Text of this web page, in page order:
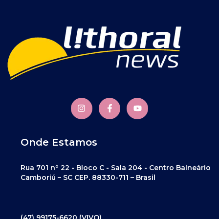
Onde Estamos
Rua 701 nº 22 - Bloco C - Sala 204 - Centro Balneário
Camboriú – SC CEP. 88330-711 – Brasil